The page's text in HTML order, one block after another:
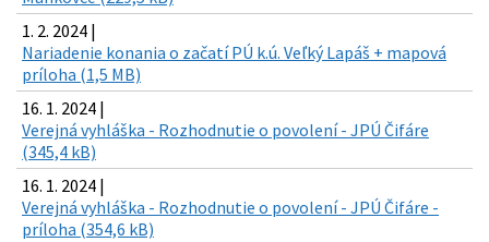
1. 2. 2024 |
Nariadenie konania o začatí PÚ k.ú. Veľký Lapáš + mapová
príloha (1,5 MB)
16. 1. 2024 |
Verejná vyhláška - Rozhodnutie o povolení - JPÚ Čifáre
(345,4 kB)
16. 1. 2024 |
Verejná vyhláška - Rozhodnutie o povolení - JPÚ Čifáre -
príloha (354,6 kB)